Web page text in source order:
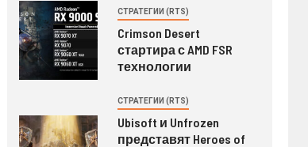
СТРАТЕГИИ (RTS)
Crimson Desert
стартира с AMD FSR
технологии
СТРАТЕГИИ (RTS)
Ubisoft и Unfrozen
представят Heroes of